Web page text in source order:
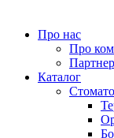
Про нас
Про
Каталог